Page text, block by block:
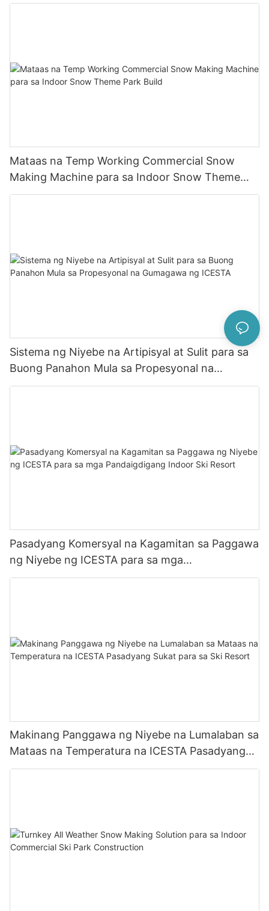
Mataas na Temp Working Commercial Snow
Making Machine para sa Indoor Snow Theme
Park Build
Sistema ng Niyebe na Artipisyal at Sulit para sa
Buong Panahon Mula sa Propesyonal na
Gumagawa ng ICESTA
Pasadyang Komersyal na Kagamitan sa Paggawa
ng Niyebe ng ICESTA para sa mga
Pandaigdigang Indoor Ski Resort
Makinang Panggawa ng Niyebe na Lumalaban sa
Mataas na Temperatura na ICESTA Pasadyang
Sukat para sa Ski Resort